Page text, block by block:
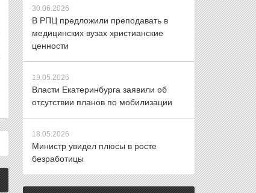
30.06.2026
В РПЦ предложили преподавать в
медицинских вузах христианские
ценности
19.05.2026
Власти Екатеринбурга заявили об
отсутствии планов по мобилизации
18.05.2026
Министр увидел плюсы в росте
безработицы